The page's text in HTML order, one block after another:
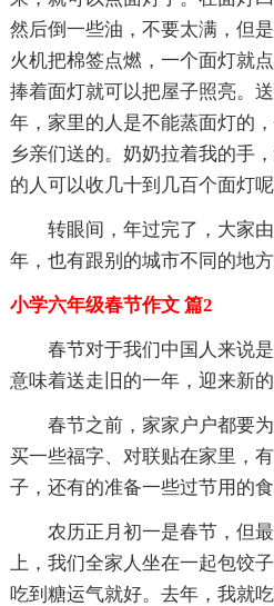
然后倒一些油，不要太满，但
火机把棉签点燃，一个面灯就
捧着面灯就可以把屋子照亮。
年，家里的人是不能蒸面灯的
乡亲们送的。奶奶拉着我的手
的人可以收几十到几百个面灯呢
转眼间，年过完了，大家
年，也有跟别的城市不同的地方
小学六年级春节作文 篇2
春节对于我们中国人来说
意味着送走旧的一年，迎来新的
春节之前，家家户户都要
买一些福字、对联贴在家里，
子，还有的准备一些过节用的食
农历正月初一是春节，但
上，我们全家人坐在一起包饺
吃到糖运气就好。去年，我就